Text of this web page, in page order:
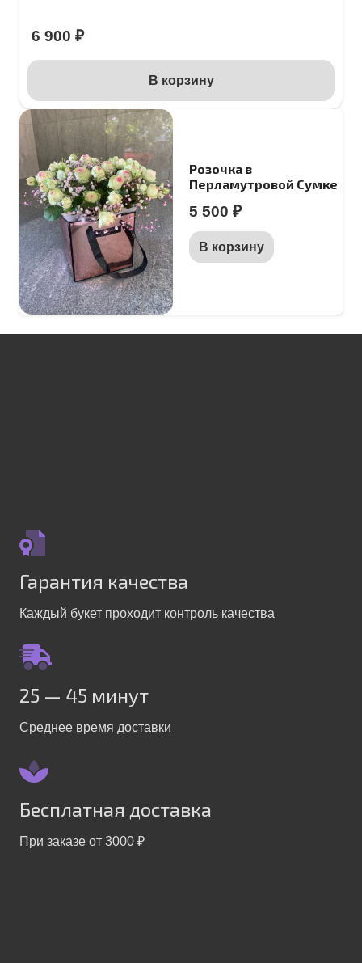
6 900 ₽
В корзину
Розочка в
Перламутровой Сумке
5 500 ₽
В корзину
Гарантия качества
Каждый букет проходит контроль качества
25 — 45 минут
Среднее время доставки
Бесплатная доставка
При заказе от 3000 ₽